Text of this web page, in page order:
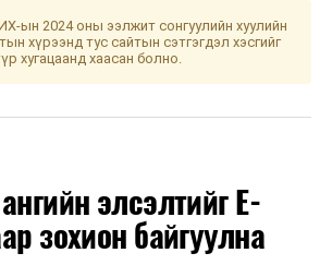
хуралдаан
нэгдсэн
тухай хуулийн
төсөл болон
хамт өргөн
хууль”
ын 2024 оны ээлжит сонгуулийн хуулийн
хүрээнд тус сайтын сэтгэгдэл хэсгийг
хугацаанд хаасан болно.
элсэлтийг E-
зохион байгуулна